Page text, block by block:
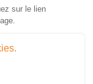
sur le lien